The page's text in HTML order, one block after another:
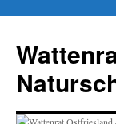
springen